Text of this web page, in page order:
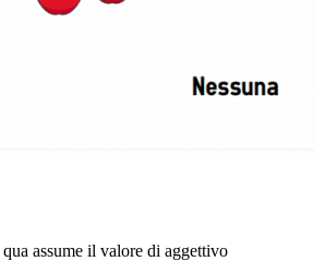
assume il valore di aggettivo